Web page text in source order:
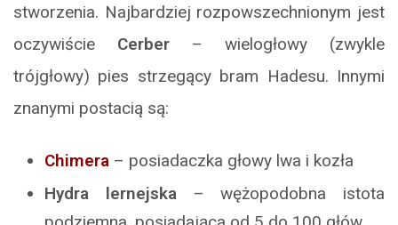
stworzenia. Najbardziej rozpowszechnionym jest
oczywiście Cerber – wielogłowy (zwykle
trójgłowy) pies strzegący bram Hadesu. Innymi
znanymi postacią są:
Chimera – posiadaczka głowy lwa i kozła
Hydra lernejska – wężopodobna istota